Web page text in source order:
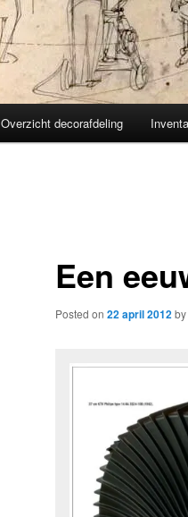
Overzicht decorafdeling
Een
Posted on 22 april 2012by